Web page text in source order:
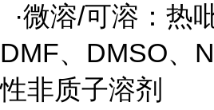
·微溶/可溶：热
DMF、DMSO、
性非质子溶剂